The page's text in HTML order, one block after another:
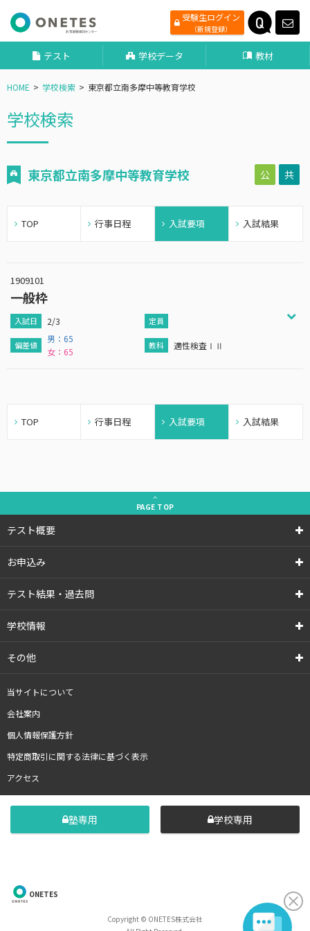
受験生ログイン
（新規登録）
テスト 学校データ 教材
HOME 学校検索 東京都立南多摩中等教育学校
学校検索
東京都立南多摩中等教育学校 公 共
TOP 行事日程 入試要項 入試結果
1909101
一般枠
2/3
適性検査ⅠⅡ
男：65
女：65
TOP 行事日程 入試要項 入試結果
PAGE TOP
テスト概要
お申込み
テスト結果・過去問
学校情報
その他
当サイトについて
会社案内
個人情報保護方針
特定商取引に関する法律に基づく表示
アクセス
塾専用 学校専用
ONETES
Copyright © ONETES株式会社